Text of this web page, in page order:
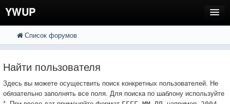
YWUP
FAQ
Вход
Список форумов
Найти пользователя
Здесь вы можете осуществить поиск конкретных пользователей. Не
обязательно заполнять все поля. Для поиска по шаблону используйте